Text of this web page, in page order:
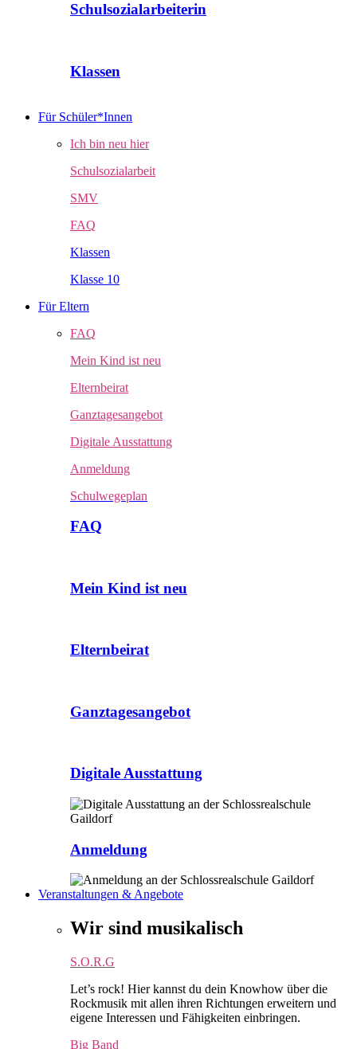
Schulsozialarbeiterin
Klassen
Für Schüler*Innen
Ich bin neu hier
Schulsozialarbeit
SMV
FAQ
Klassen
Klasse 10
Für Eltern
FAQ
Mein Kind ist neu
Elternbeirat
Ganztagesangebot
Digitale Ausstattung
Anmeldung
Schulwegeplan
FAQ
Mein Kind ist neu
Elternbeirat
Ganztagesangebot
Digitale Ausstattung
Anmeldung
Veranstaltungen & Angebote
Wir sind musikalisch
S.O.R.G
Let’s rock! Hier kannst du dein Knowhow über die
Rockmusik mit allen ihren Richtungen erweitern und
eigene Interessen und Fähigkeiten einbringen.
Big Band